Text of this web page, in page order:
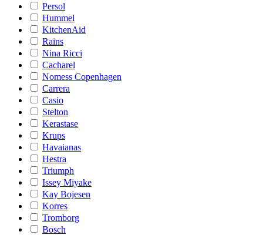
Persol
Hummel
KitchenAid
Rains
Nina Ricci
Cacharel
Nomess Copenhagen
Carrera
Casio
Stelton
Kerastase
Krups
Havaianas
Hestra
Triumph
Issey Miyake
Kay Bojesen
Korres
Tromborg
Bosch